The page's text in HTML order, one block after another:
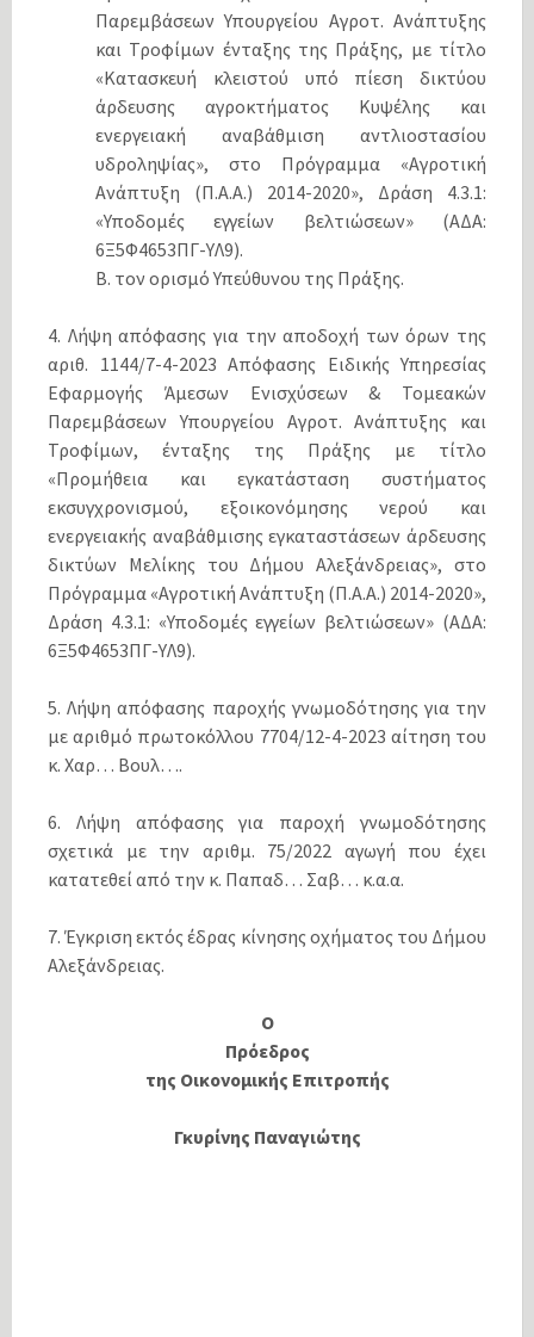
Παρεμβάσεων Υπουργείου Αγροτ. Ανάπτυξης
και Τροφίμων ένταξης της Πράξης, με τίτλο
«Κατασκευή κλειστού υπό πίεση δικτύου
άρδευσης αγροκτήματος Κυψέλης και
ενεργειακή αναβάθμιση αντλιοστασίου
υδροληψίας», στο Πρόγραμμα «Αγροτική
Ανάπτυξη (Π.Α.Α.) 2014-2020», Δράση 4.3.1:
«Υποδομές εγγείων βελτιώσεων» (ΑΔΑ:
6Ξ5Φ4653ΠΓ-ΥΛ9).
Β. τον ορισμό Υπεύθυνου της Πράξης.
4. Λήψη απόφασης για την αποδοχή των όρων της
αριθ. 1144/7-4-2023 Απόφασης Ειδικής Υπηρεσίας
Εφαρμογής Άμεσων Ενισχύσεων & Τομεακών
Παρεμβάσεων Υπουργείου Αγροτ. Ανάπτυξης και
Τροφίμων, ένταξης της Πράξης με τίτλο
«Προμήθεια και εγκατάσταση συστήματος
εκσυγχρονισμού, εξοικονόμησης νερού και
ενεργειακής αναβάθμισης εγκαταστάσεων άρδευσης
δικτύων Μελίκης του Δήμου Αλεξάνδρειας», στο
Πρόγραμμα «Αγροτική Ανάπτυξη (Π.Α.Α.) 2014-2020»,
Δράση 4.3.1: «Υποδομές εγγείων βελτιώσεων» (ΑΔΑ:
6Ξ5Φ4653ΠΓ-ΥΛ9).
5. Λήψη απόφασης παροχής γνωμοδότησης για την
με αριθμό πρωτοκόλλου 7704/12-4-2023 αίτηση του
κ. Χαρ… Βουλ….
6. Λήψη απόφασης για παροχή γνωμοδότησης
σχετικά με την αριθμ. 75/2022 αγωγή που έχει
κατατεθεί από την κ. Παπαδ… Σαβ… κ.α.α.
7. Έγκριση εκτός έδρας κίνησης οχήματος του Δήμου
Αλεξάνδρειας.
Ο
Πρόεδρος
της Οικονομικής Επιτροπής
Γκυρίνης Παναγιώτης